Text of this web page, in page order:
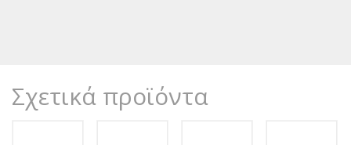
Σχετικά προϊόντα